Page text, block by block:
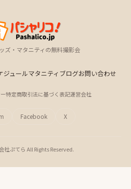
ズ・マタニティの無料撮影会
ジュールマタニティ ブログお問い合わせ
特定商取引法に基づく表記運営会社
Facebook X
社ぷてら All Rights Reserved.